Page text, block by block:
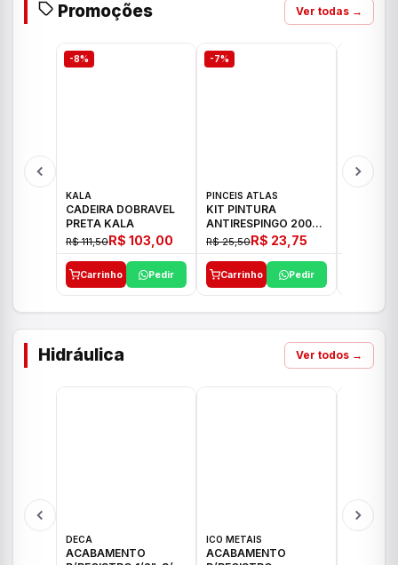
Promoções Ver todas →
-8%
KALA
CADEIRA DOBRAVEL
PRETA KALA
R$ 111,50R$ 103,00
Carrinho Pedir
-7%
PINCEIS ATLAS
KIT PINTURA
ANTIRESPINGO 2003
ATLAS 03 PCS
R$ 25,50R$ 23,75
Carrinho Pedir
Hidráulica Ver todos →
DECA
ACABAMENTO
ICO METAIS
ACABAMENTO